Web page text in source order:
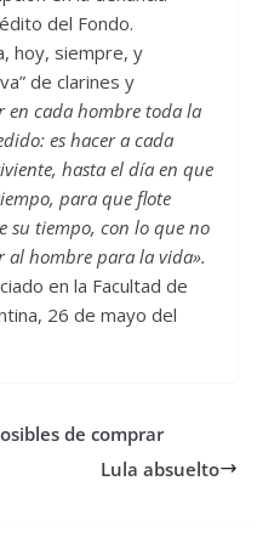
del Fondo.
hoy, siempre, y
de clarines y
en cada hombre toda la
es hacer a cada
hasta el día en que
para que flote
su tiempo, con lo que no
al hombre para la vida».
en la Facultad de
26 de mayo del
de comprar
Lula absuelto